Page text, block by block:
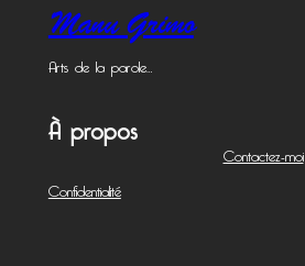
Manu Grimo
Arts de la parole…
À propos
Confidentialité
Contactez-moi